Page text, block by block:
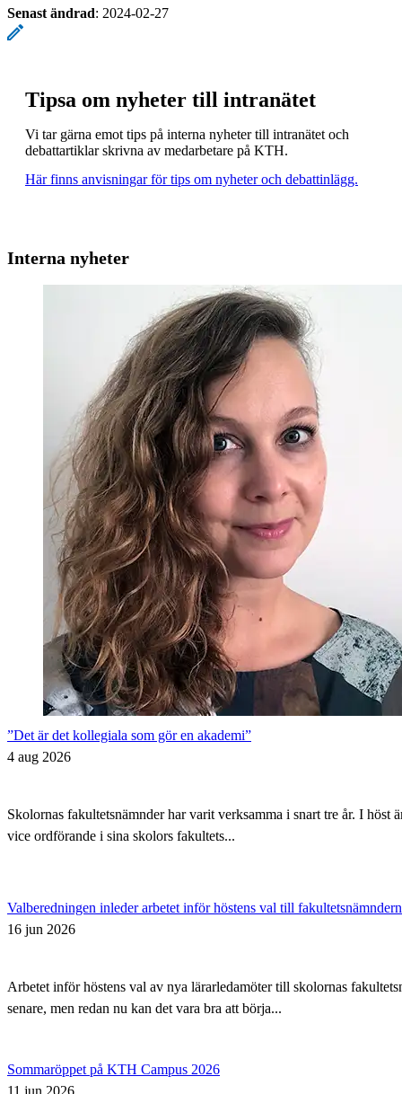
Senast ändrad: 2024-02-27
Tipsa om nyheter till intranätet
Vi tar gärna emot tips på interna nyheter till intranätet och
debattartiklar skrivna av medarbetare på KTH.
Här finns anvisningar för tips om nyheter och debattinlägg.
Interna nyheter
”Det är det kollegiala som gör en akademi”
4 aug 2026
Skolornas fakultetsnämnder har varit verksamma i snart tre år. I
vice ordförande i sina skolors fakultets...
Valberedningen inleder arbetet inför höstens val till
16 jun 2026
Arbetet inför höstens val av nya lärarledamöter till skolornas
senare, men redan nu kan det vara bra att börja...
Sommaröppet på KTH Campus 2026
11 jun 2026